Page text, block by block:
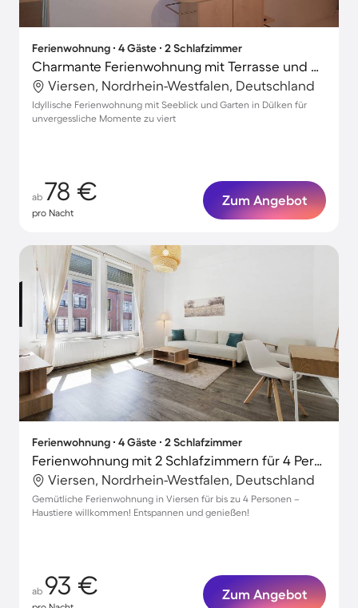
Ferienwohnung ∙ 4 Gäste ∙ 2 Schlafzimmer
Charmante Ferienwohnung mit Terrasse und Garten | Seeblick
Viersen, Nordrhein-Westfalen, Deutschland
Idyllische Ferienwohnung mit Seeblick und Garten in Dülken für
unvergessliche Momente zu viert
ab 78 €
pro Nacht
Zum Angebot
Ferienwohnung ∙ 4 Gäste ∙ 2 Schlafzimmer
Ferienwohnung mit 2 Schlafzimmern für 4 Personen
Viersen, Nordrhein-Westfalen, Deutschland
Gemütliche Ferienwohnung in Viersen für bis zu 4 Personen –
Haustiere willkommen! Entspannen und genießen!
ab 93 € Zum Angebot